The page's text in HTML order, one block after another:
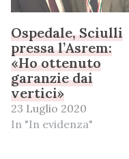
Ospedale, Sciulli
pressa l’Asrem:
«Ho ottenuto
garanzie dai
vertici»
23 Luglio 2020
In "In evidenza"